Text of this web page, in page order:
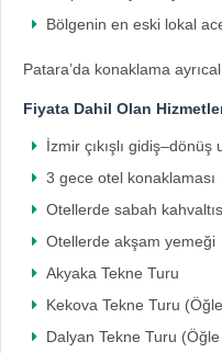
Bölgenin en eski lokal
Patara’da konaklama
Fiyata Dahil Olan
İzmir çıkışlı gidiş–dönüş
3 gece otel konaklaması
Otellerde sabah
Otellerde akşam yemeği
Akyaka Tekne Turu
Kekova Tekne Turu
Dalyan Tekne Turu